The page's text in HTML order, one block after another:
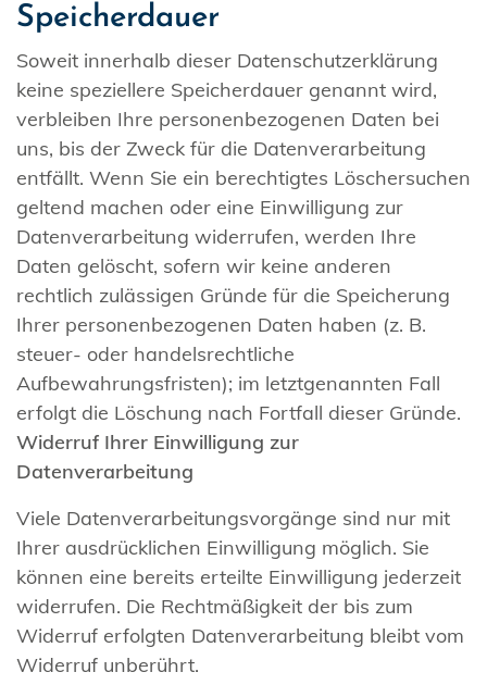
Speicherdauer
Soweit innerhalb dieser Datenschutzerklärung
keine speziellere Speicherdauer genannt wird,
verbleiben Ihre personenbezogenen Daten bei
uns, bis der Zweck für die Datenverarbeitung
entfällt. Wenn Sie ein berechtigtes Löschersuchen
geltend machen oder eine Einwilligung zur
Datenverarbeitung widerrufen, werden Ihre
Daten gelöscht, sofern wir keine anderen
rechtlich zulässigen Gründe für die Speicherung
Ihrer personenbezogenen Daten haben (z. B.
steuer- oder handelsrechtliche
Aufbewahrungsfristen); im letztgenannten Fall
erfolgt die Löschung nach Fortfall dieser Gründe.
Widerruf Ihrer Einwilligung zur
Datenverarbeitung
Viele Datenverarbeitungsvorgänge sind nur mit
Ihrer ausdrücklichen Einwilligung möglich. Sie
können eine bereits erteilte Einwilligung jederzeit
widerrufen. Die Rechtmäßigkeit der bis zum
Widerruf erfolgten Datenverarbeitung bleibt vom
Widerruf unberührt.